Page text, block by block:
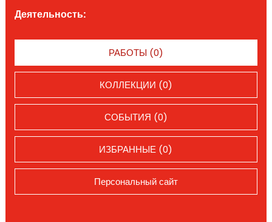
Деятельность:
РАБОТЫ (0)
КОЛЛЕКЦИИ (0)
СОБЫТИЯ (0)
ИЗБРАННЫЕ (0)
Персональный сайт